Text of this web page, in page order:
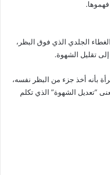
الجلدي الذي فوق البظر،
تقليل الشهوة.
بأنه أخذ جزء من البظر نفسه،
“تعديل الشهوة” الذي تكلم